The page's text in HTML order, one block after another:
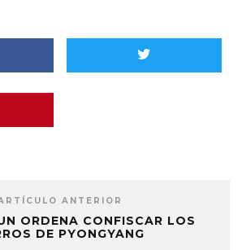
ANTERIOR
ORDENA CONFISCAR LOS
DE PYONGYANG